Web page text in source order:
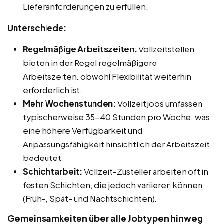
Lieferanforderungen zu erfüllen.
Unterschiede:
Regelmäßige Arbeitszeiten:Vollzeitstellen
bieten in der Regel regelmäßigere
Arbeitszeiten, obwohl Flexibilität weiterhin
erforderlich ist.
Mehr Wochenstunden:Vollzeitjobs umfassen
typischerweise 35-40 Stunden pro Woche, was
eine höhere Verfügbarkeit und
Anpassungsfähigkeit hinsichtlich der Arbeitszeit
bedeutet.
Schichtarbeit:Vollzeit-Zusteller arbeiten oft in
festen Schichten, die jedoch variieren können
(Früh-, Spät- und Nachtschichten).
Gemeinsamkeiten über alle Jobtypen hinweg